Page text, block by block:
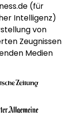
(für
Intelligenz)
von
Zeugnissen
Medien